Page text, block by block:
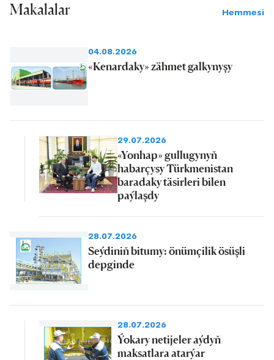
Makalalar Hemmesi
04.08.2026
«Kenardaky» zähmet galkynyşy
29.07.2026
«Yonhap» gullugynyň
habarçysy Türkmenistan
baradaky täsirleri bilen
paýlaşdy
28.07.2026
Seýdiniň bitumy: önümçilik ösüşli
depginde
28.07.2026
Ýokary netijeler aýdyň
maksatlara atarýar